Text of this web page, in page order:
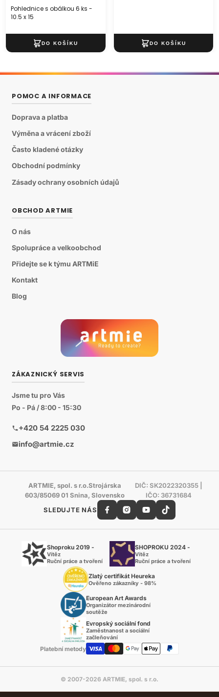
Pohlednice s obálkou 6 ks -
10.5 x 15
POMOC A INFORMACE
Doprava a platba
Výměna a vrácení zboží
Často kladené otázky
Obchodní podmínky
Zásady ochrany osobních údajů
OBCHOD ARTMIE
O nás
Spolupráce a velkoobchod
Přidejte se k týmu ARTMiE
Kontakt
Blog
ZÁKAZNICKÝ SERVIS
Jsme tu pro Vás
Po - Pá / 8:00 - 15:30
+420 54 2225 030
info@artmie.cz
ARTMIE, spol. s r.o.Strojárska
603/85069 01 Snina, Slovensko
DIČ: SK2022320355 |
IČO: 36731684
SLEDUJTE NÁS
Shoproku 2019 -
Vítěz
Ruční práce a tvoření
SHOPROKU 2024 -
Vítěz
Ruční práce a tvoření
Zlatý certifikát Heureka
Ověřeno zákazníky - 98%
European Art Awards
Organizátor mezinárodní
soutěže
Evropský sociální fond
Zaměstnanost a sociální
začleňování
Platební metody
© 2007-2026 ARTMIE, spol. s r.o.